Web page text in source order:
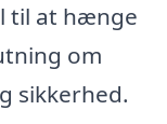
til at hænge
om
sikkerhed.